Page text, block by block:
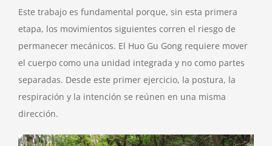
Este trabajo es fundamental porque, sin esta primera
etapa, los movimientos siguientes corren el riesgo de
permanecer mecánicos. El Huo Gu Gong requiere mover
el cuerpo como una unidad integrada y no como partes
separadas. Desde este primer ejercicio, la postura, la
respiración y la intención se reúnen en una misma
dirección.